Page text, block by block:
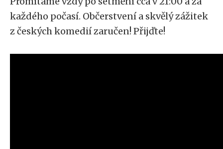
každého počasí. Občerstvení a skvělý zážitek
z českých komedií zaručen! Přijďte!